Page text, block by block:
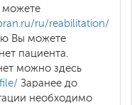
можете
ru/reabilitation/
Вы можете
пациента.
можно здесь
Заранее до
необходимо